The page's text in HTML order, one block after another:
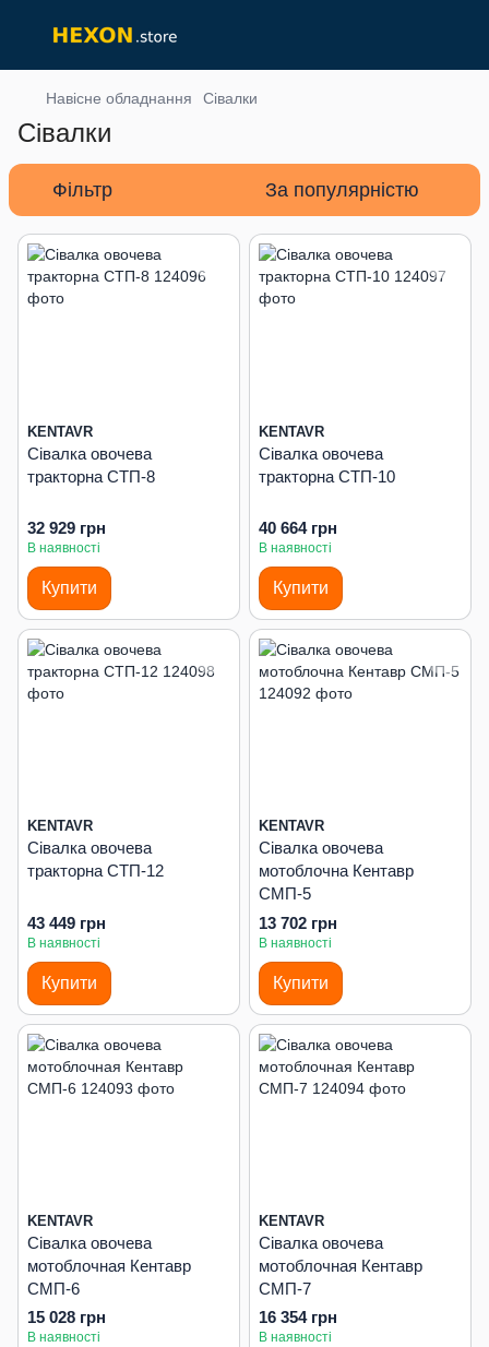
Навісне обладнання Сівалки
Сівалки
Фільтр За популярністю
KENTAVR
Сівалка овочева
тракторна СТП-8
32 929 грн
В наявності
Купити
KENTAVR
Сівалка овочева
тракторна СТП-10
40 664 грн
В наявності
Купити
KENTAVR
Сівалка овочева
тракторна СТП-12
43 449 грн
В наявності
Купити
KENTAVR
Сівалка овочева
мотоблочна Кентавр
СМП-5
13 702 грн
В наявності
Купити
KENTAVR
Сівалка овочева
мотоблочная Кентавр
СМП-6
15 028 грн
В наявності
KENTAVR
Сівалка овочева
мотоблочная Кентавр
СМП-7
16 354 грн
В наявності